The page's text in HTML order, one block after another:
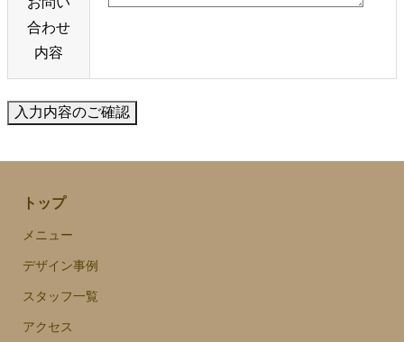
合わせ
内容
トップ
メニュー
デザイン事例
スタッフ一覧
アクセス